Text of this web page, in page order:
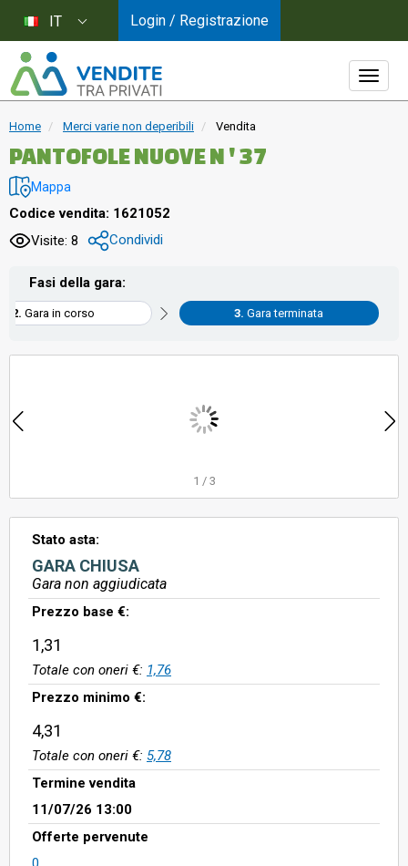
Home Merci varie non deperibili Vendita
PANTOFOLE NUOVE N ' 37
Mappa
Codice vendita: 1621052
Visite: 8
Condividi
Fasi della gara:
Gara in corso Gara terminata
1 / 3
Stato asta:
GARA CHIUSA
Gara non aggiudicata
Prezzo base €:
1,31
Totale con oneri €: 1,76
Prezzo minimo €:
4,31
Totale con oneri €: 5,78
Termine vendita
11/07/26 13:00
Offerte pervenute
IT Login / Registrazione